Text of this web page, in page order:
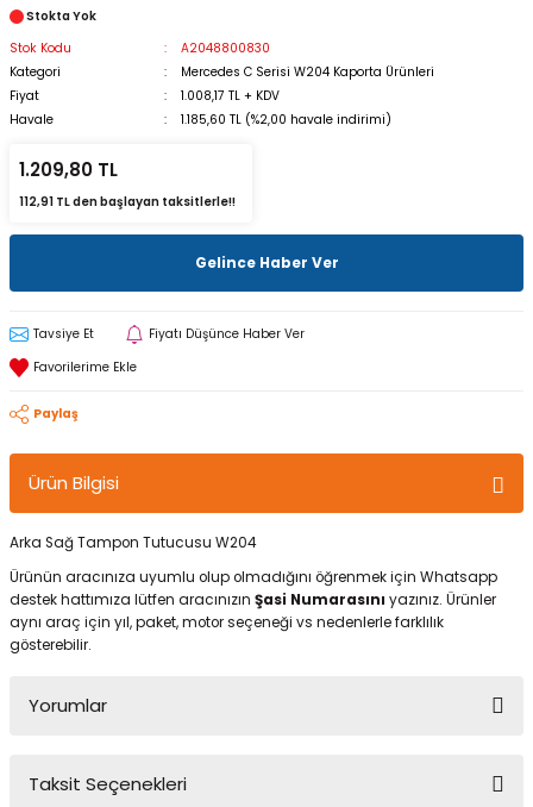
Stokta Yok
Stok Kodu
A2048800830
Kategori
Mercedes C Serisi W204 Kaporta Ürünleri
Fiyat
1.008,17 TL + KDV
Havale
1.185,60 TL (%2,00 havale indirimi)
1.209,80 TL
112,91 TL den başlayan taksitlerle!!
Gelince Haber Ver
Tavsiye Et Fiyatı Düşünce Haber Ver
Paylaş
Ürün Bilgisi
Arka Sağ Tampon Tutucusu W204
Ürünün aracınıza uyumlu olup olmadığını öğrenmek için Whatsapp
destek hattımıza lütfen aracınızın Şasi Numarasını yazınız. Ürünler
aynı araç için yıl, paket, motor seçeneği vs nedenlerle farklılık
gösterebilir.
Yorumlar
Taksit Seçenekleri